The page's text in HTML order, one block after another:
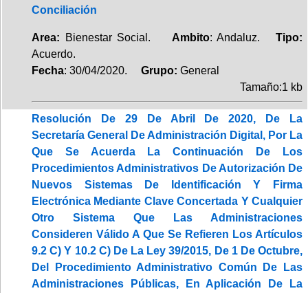
Conciliación
Area: Bienestar Social. Ambito: Andaluz.Tipo:
Acuerdo.
Fecha: 30/04/2020. Grupo: General
Tamaño:1 kb
Resolución De 29 De Abril De 2020, De La
Secretaría General De Administración Digital, Por La
Que Se Acuerda La Continuación De Los
Procedimientos Administrativos De Autorización De
Nuevos Sistemas De Identificación Y Firma
Electrónica Mediante Clave Concertada Y Cualquier
Otro Sistema Que Las Administraciones
Consideren Válido A Que Se Refieren Los Artículos
9.2 C) Y 10.2 C) De La Ley 39/2015, De 1 De Octubre,
Del Procedimiento Administrativo Común De Las
Administraciones Públicas, En Aplicación De La